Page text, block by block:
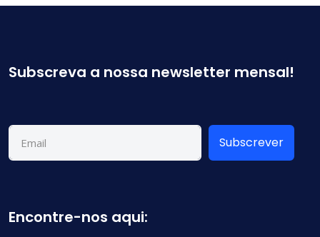
Subscreva a nossa newsletter mensal!
Subscrever
Encontre-nos aqui: